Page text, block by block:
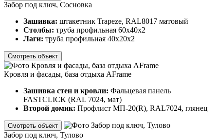
Забор под ключ, Сосновка
Зашивка: штакетник Trapeze, RAL8017 матовый
Столбы: труба профильная 60х40х2
Лаги: труба профильная 40х20х2
Смотреть объект
Кровля и фасады, база отдыха AFrame
Зашивка стен и кровли: Фальцевая панель
FASTCLICK (RAL 7024, мат)
Второй домик: Профлист МП-20(R), RAL7024, глянец
Смотреть объект
Забор под ключ, Тулово